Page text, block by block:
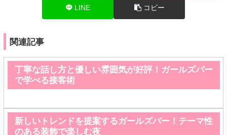
LINE コピー
関連記事
丁寧な話し方と優しい雰囲気が好評！ガールズバー
で学べる接客術
新しいトレンドを提案するガールズバー！テーマ性
のある装飾で楽しむ夜